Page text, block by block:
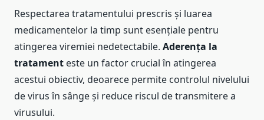
Respectarea tratamentului prescris și luarea
medicamentelor la timp sunt esențiale pentru
atingerea viremiei nedetectabile. Aderența la
tratament este un factor crucial în atingerea
acestui obiectiv, deoarece permite controlul nivelului
de virus în sânge și reduce riscul de transmitere a
virusului.